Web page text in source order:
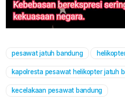
pesawat jatuh bandung
kapolresta pesawat helikopter jatuh
kecelakaan pesawat bandung